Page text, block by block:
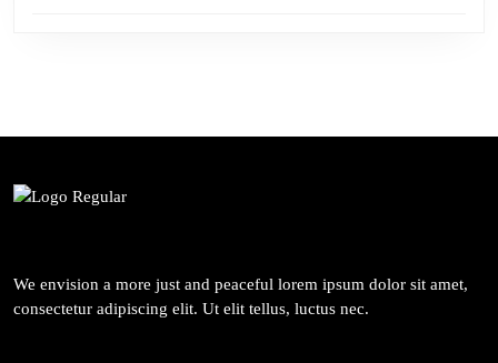
We envision a more just and peaceful lorem ipsum dolor sit amet,
consectetur adipiscing elit. Ut elit tellus, luctus nec.